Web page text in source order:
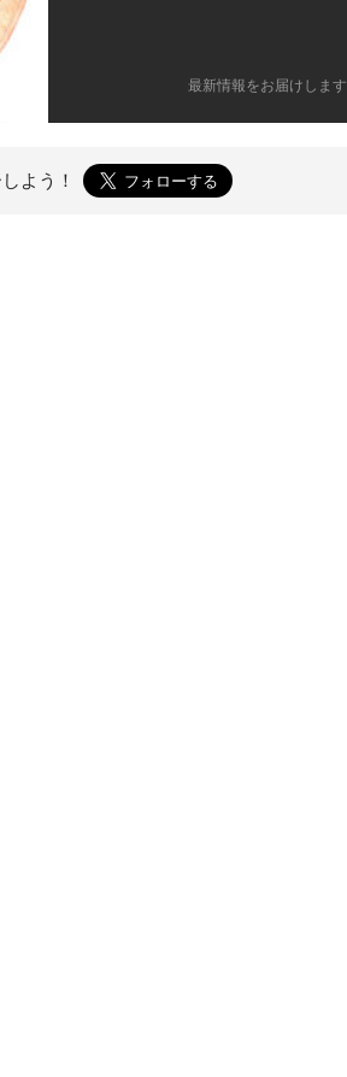
最新情報をお届けします
よう！